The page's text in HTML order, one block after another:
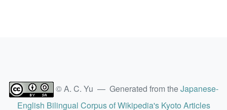
© A. C. Yu — Generated from theJapanese-
English Bilingual Corpus of Wikipedia's Kyoto Articles